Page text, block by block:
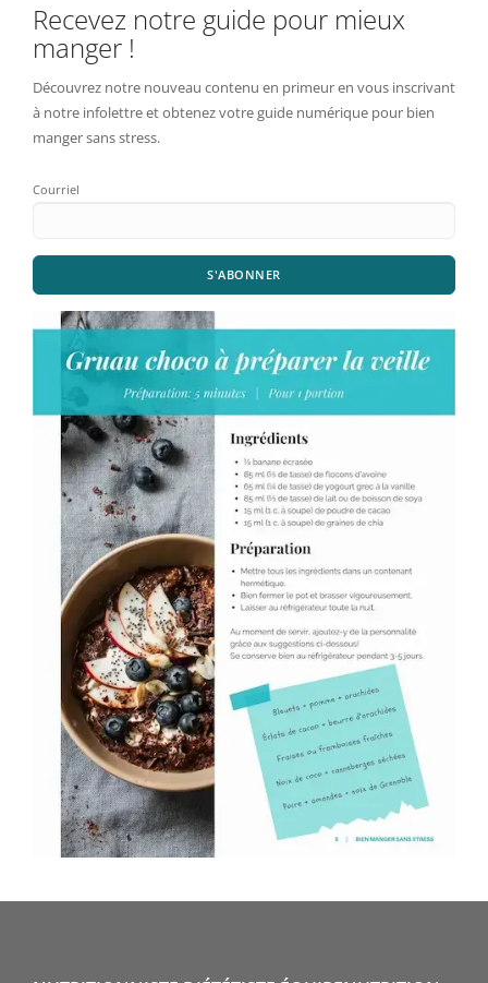
Recevez notre guide pour mieux
manger !
Découvrez notre nouveau contenu en primeur en vous inscrivant
à notre infolettre et obtenez votre guide numérique pour bien
manger sans stress.
Courriel
S'ABONNER